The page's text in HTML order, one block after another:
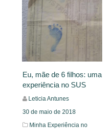
Eu, mãe de 6 filhos: uma
experiência no SUS
Leticia Antunes
30 de maio de 2018
Minha Experiência no